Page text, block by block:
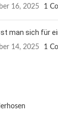
16, 2025 1
man sich für
14, 2025 1